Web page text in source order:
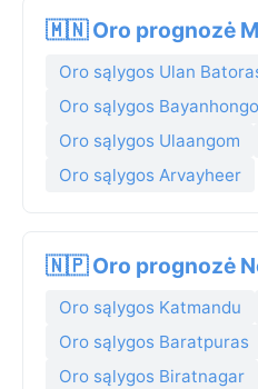
🇲🇳 Oro prognozė
Oro sąlygos Ulan
Oro sąlygos
Oro sąlygos Ulaangom
Oro sąlygos Arvayheer
🇳🇵 Oro prognozė
Oro sąlygos Katmandu
Oro sąlygos Baratpuras
Oro sąlygos Biratnagar